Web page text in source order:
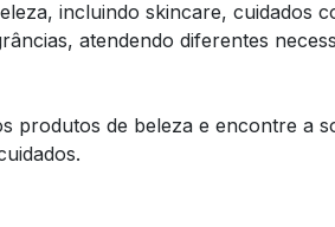
incluindo skincare, cuidados
atendendo diferentes
produtos de beleza e encontre a